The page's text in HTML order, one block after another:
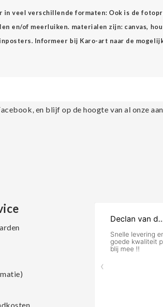
in veel verschillende formaten: Ook is de
en/of meerluiken. materialen zijn: canvas,
Informeer bij Karo-art naar de
en blijf op de hoogte van al onze